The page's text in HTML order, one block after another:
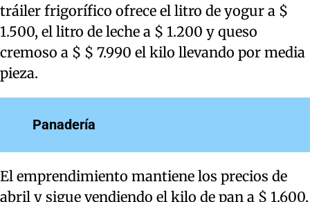
tráiler frigorífico ofrece el litro de yogur a $
1.500, el litro de leche a $ 1.200 y queso
cremoso a $ $ 7.990 el kilo llevando por media
pieza.
Panadería
El emprendimiento mantiene los precios de
abril y sigue vendiendo el kilo de pan a $ 1.600,